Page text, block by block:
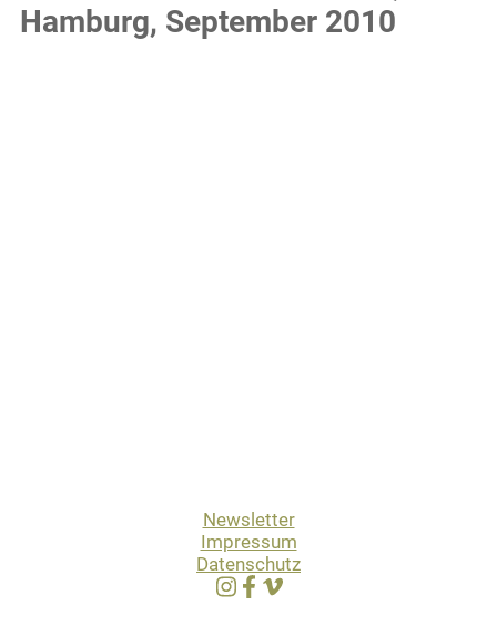
Hamburg, September 2010
Newsletter
Impressum
Datenschutz